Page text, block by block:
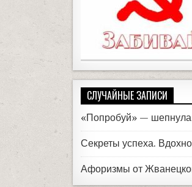
СЛУЧАЙНЫЕ ЗАПИСИ
«Попробуй» — шепнула
Секреты успеха.
Афоризмы от